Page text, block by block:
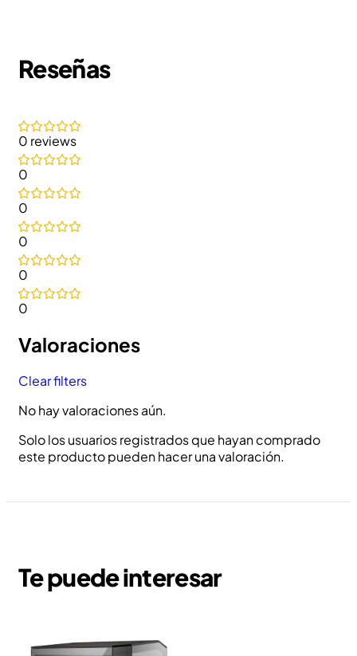
Reseñas
0 reviews
0
0
0
0
0
Valoraciones
Clear filters
No hay valoraciones aún.
Solo los usuarios registrados que hayan comprado
este producto pueden hacer una valoración.
Te puede interesar